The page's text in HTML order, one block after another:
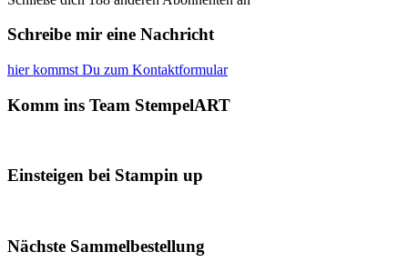
Schreibe mir eine Nachricht
hier kommst Du zum Kontaktformular
Komm ins Team StempelART
Einsteigen bei Stampin up
Nächste Sammelbestellung